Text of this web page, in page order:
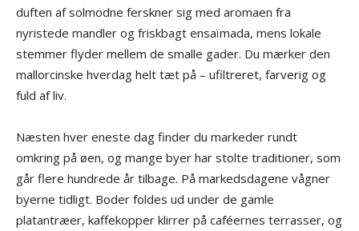
duften af solmodne ferskner sig med aromaen fra
nyristede mandler og friskbagt ensaïmada, mens lokale
stemmer flyder mellem de smalle gader. Du mærker den
mallorcinske hverdag helt tæt på – ufiltreret, farverig og
fuld af liv.
Næsten hver eneste dag finder du markeder rundt
omkring på øen, og mange byer har stolte traditioner, som
går flere hundrede år tilbage. På markedsdagene vågner
byerne tidligt. Boder foldes ud under de gamle
platantræer, kaffekopper klirrer på caféernes terrasser, og